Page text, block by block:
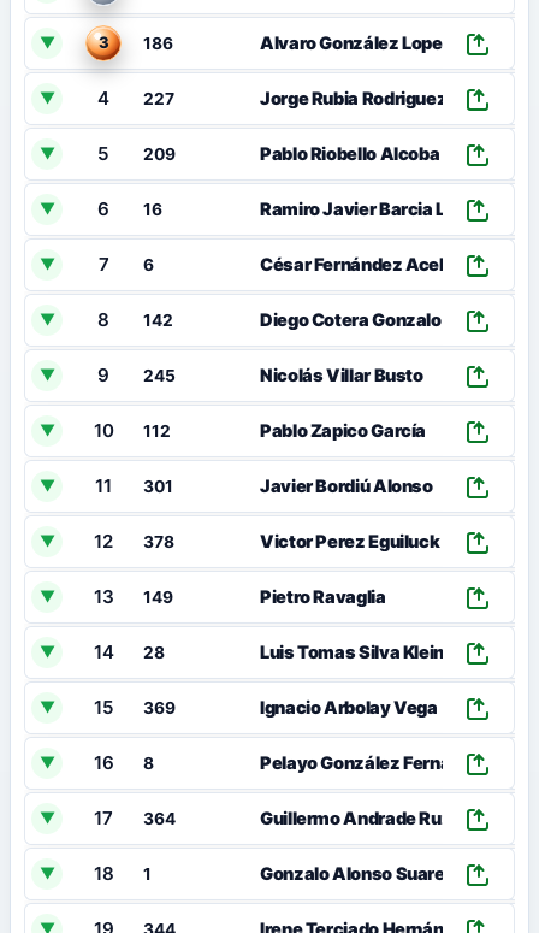
▼ 3 186 Alvaro González Lopez
▼ 4 227 Jorge Rubia Rodriguez
▼ 5 209 Pablo Riobello Alcoba
▼ 6 16 Ramiro Javier Barcia López
▼ 7 6 César Fernández Acebal
▼ 8 142 Diego Cotera Gonzalo
▼ 9 245 Nicolás Villar Busto
▼ 10 112 Pablo Zapico García
▼ 11 301 Javier Bordiú Alonso
▼ 12 378 Victor Perez Eguiluck
▼ 13 149 Pietro Ravaglia
▼ 14 28 Luis Tomas Silva Klein
▼ 15 369 Ignacio Arbolay Vega
▼ 16 8 Pelayo González Fernández
▼ 17 364 Guillermo Andrade Ruz
▼ 18 1 Gonzalo Alonso Suarez
▼